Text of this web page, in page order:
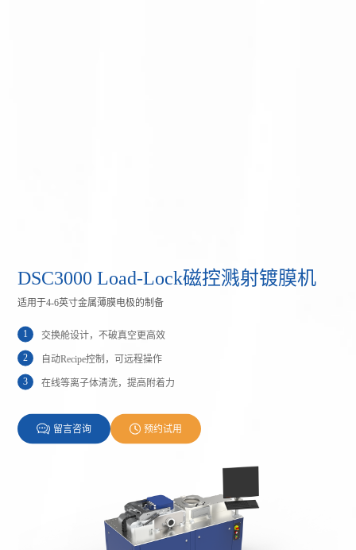
DSC3000 Load-Lock磁控溅射镀膜机
适用于4-6英寸金属薄膜电极的制备
1 交换舱设计，不破真空更高效
2 自动Recipe控制，可远程操作
3 在线等离子体清洗，提高附着力
留言咨询 预约试用